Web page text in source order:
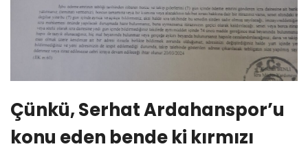
Çünkü, Serhat Ardahanspor’u
konu eden bende ki kırmızı